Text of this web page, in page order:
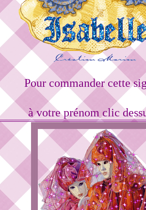
Pour commander cette
à votre prénom clic